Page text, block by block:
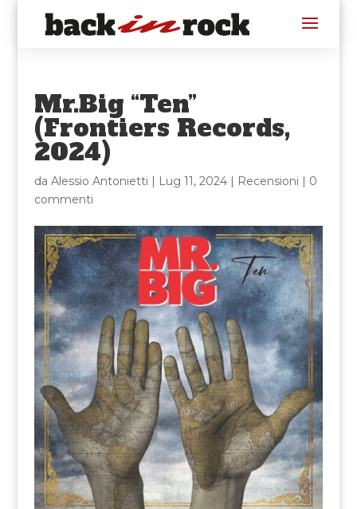
Mr.Big “Ten”
(Frontiers Records,
2024)
da Alessio Antonietti | Lug 11, 2024| Recensioni | 0
commenti